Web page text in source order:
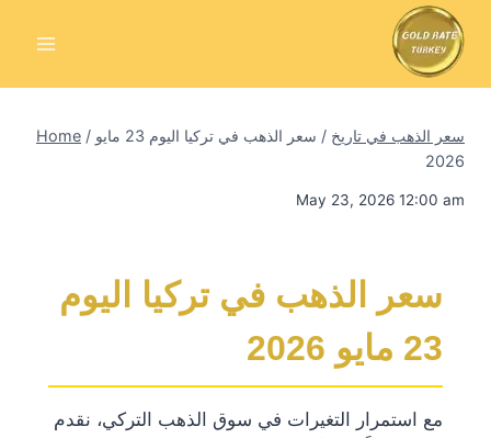
Home / سعر الذهب في تاريخ /
سعر الذهب في تركيا اليوم 23 مايو
2026
May 23, 2026 12:00 am
سعر الذهب في تركيا اليوم
23 مايو 2026
مع استمرار التغيرات في سوق الذهب التركي، نقدم